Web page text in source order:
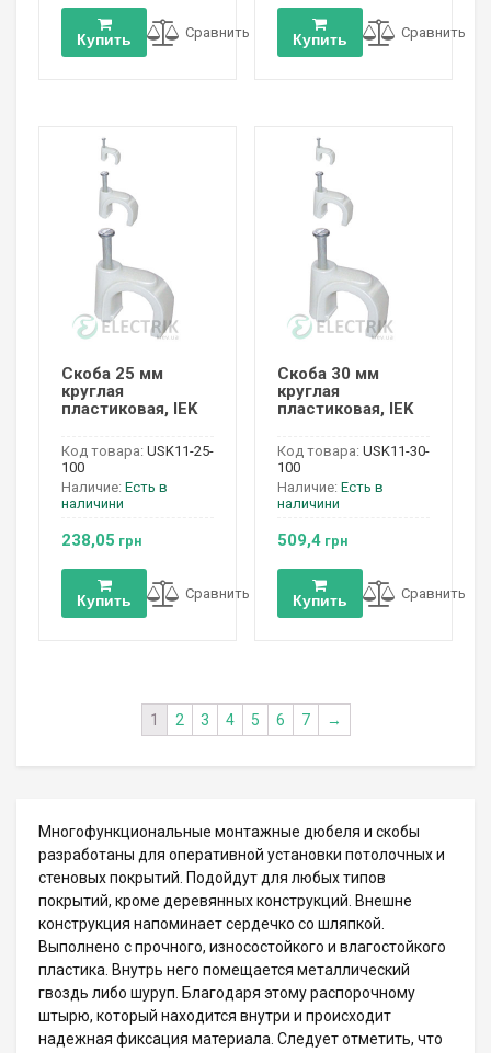
Купить Сравнить Купить Сравнить
Скоба 25 мм
круглая
пластиковая, IEK
Код товара: USK11-25-
100
Наличие: Есть в
наличини
238,05 грн
Купить Сравнить
Скоба 30 мм
круглая
пластиковая, IEK
Код товара: USK11-30-
100
Наличие: Есть в
наличини
509,4грн
Купить Сравнить
1 2 3 4 5 6 7 →
Многофункциональные монтажные дюбеля и скобы
разработаны для оперативной установки потолочных и
стеновых покрытий. Подойдут для любых типов
покрытий, кроме деревянных конструкций. Внешне
конструкция напоминает сердечко со шляпкой.
Выполнено с прочного, износостойкого и влагостойкого
пластика. Внутрь него помещается металлический
гвоздь либо шуруп. Благодаря этому распорочному
штырю, который находится внутри и происходит
надежная фиксация материала. Следует отметить, что